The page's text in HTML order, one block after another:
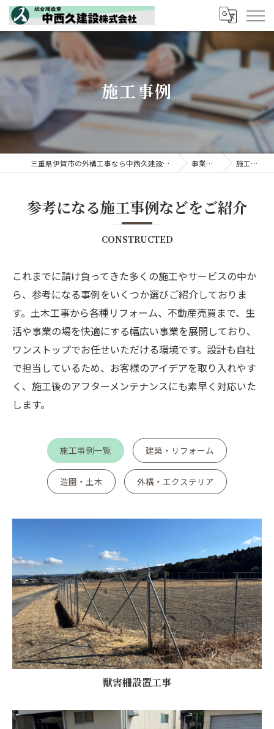
施工事例
三重県伊賀市の外構工事なら中西久建設株式会社 事業内容 施工事例
参考になる施工事例などをご紹介
CONSTRUCTED
これまでに請け負ってきた多くの施工やサービスの中か
ら、参考になる事例をいくつか選びご紹介しておりま
す。土木工事から各種リフォーム、不動産売買まで、生
活や事業の場を快適にする幅広い事業を展開しており、
ワンストップでお任せいただける環境です。設計も自社
で担当しているため、お客様のアイデアを取り入れやす
く、施工後のアフターメンテナンスにも素早く対応いた
します。
施工事例一覧 建築・リフォーム
造園・土木 外構・エクステリア
獣害柵設置工事